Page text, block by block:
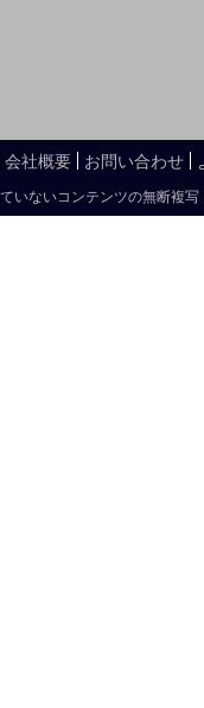
会社概要 お問い合わせ
いないコンテンツの無断複